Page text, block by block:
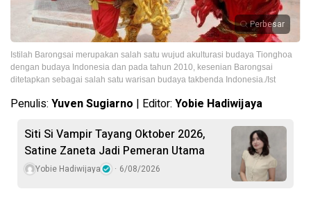
Perbesar
Istilah Barongsai merupakan salah satu wujud akulturasi budaya Tionghoa
dengan budaya Indonesia dan pada tahun 2010, kesenian Barongsai
ditetapkan sebagai salah satu warisan budaya takbenda Indonesia./Ist
Penulis: Yuven Sugiarno | Editor: Yobie Hadiwijaya
Siti Si Vampir Tayang Oktober 2026,
Satine Zaneta Jadi Pemeran Utama
Yobie Hadiwijaya 6/08/2026